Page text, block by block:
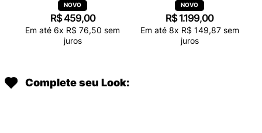
R$459,00
Em até 6x R$ 76,50 sem
juros
R$ 1.199,00
Em até 8x R$ 149,87sem
juros
Complete seu Look: